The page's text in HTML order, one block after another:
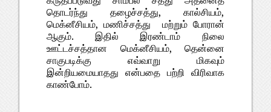
தொடர்ந்து தழைச்சத்து, கால்சியம்,
மெக்னீசியம், மணிச்சத்து மற்றும் போரான்
ஆகும். இதில் இரண்டாம் நிலை
ஊட்டச்சத்தான மெக்னீசியம், தென்னை
சாகுபடிக்கு எவ்வாறு மிகவும்
இன்றியமையாதது என்பதை பற்றி விரிவாக
காண்போம்.